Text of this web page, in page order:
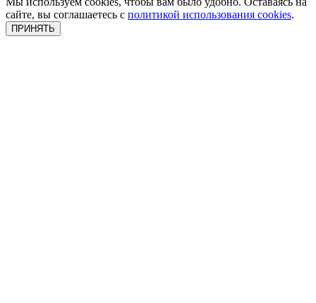
сайте, вы соглашаетесь с политикой использования cookies.
ПРИНЯТЬ